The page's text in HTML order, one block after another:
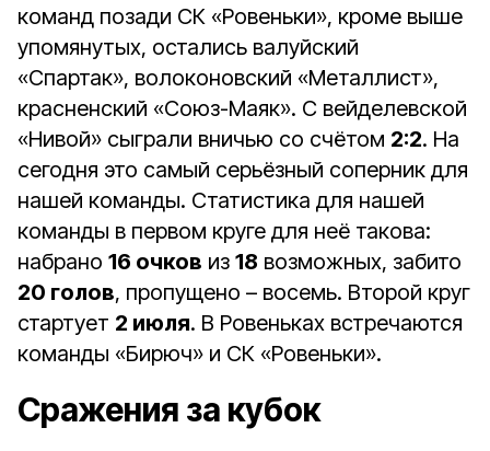
команд позади СК «Ровеньки», кроме выше
упомянутых, остались валуйский
«Спартак», волоконовский «Металлист»,
красненский «Союз-Маяк». С вейделевской
«Нивой» сыграли вничью со счётом 2:2. На
сегодня это самый серьёзный соперник для
нашей команды. Статистика для нашей
команды в первом круге для неё такова:
набрано 16 очков из 18 возможных, забито
20 голов, пропущено – восемь. Второй круг
стартует 2 июля. В Ровеньках встречаются
команды «Бирюч» и СК «Ровеньки».
Сражения за кубок